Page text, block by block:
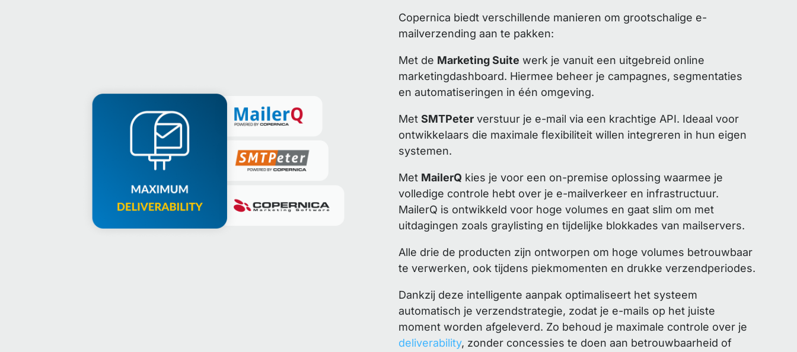
Copernica biedt verschillende manieren om grootschalige e-
mailverzending aan te pakken:
Met de Marketing Suite werk je vanuit een uitgebreid online
marketingdashboard. Hiermee beheer je campagnes, segmentaties
en automatiseringen in één omgeving.
Met SMTPeter verstuur je e-mail via een krachtige API. Ideaal voor
ontwikkelaars die maximale flexibiliteit willen integreren in hun eigen
systemen.
Met MailerQ kies je voor een on-premise oplossing waarmee je
volledige controle hebt over je e-mailverkeer en infrastructuur.
MailerQ is ontwikkeld voor hoge volumes en gaat slim om met
uitdagingen zoals graylisting en tijdelijke blokkades van mailservers.
Alle drie de producten zijn ontworpen om hoge volumes betrouwbaar
te verwerken, ook tijdens piekmomenten en drukke verzendperiodes.
Dankzij deze intelligente aanpak optimaliseert het systeem
automatisch je verzendstrategie, zodat je e-mails op het juiste
moment worden afgeleverd. Zo behoud je maximale controle over je
deliverability, zonder concessies te doen aan betrouwbaarheid of